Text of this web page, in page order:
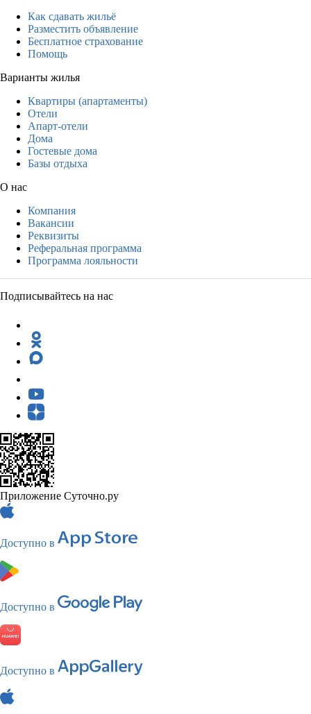
Как сдавать жильё
Разместить объявление
Бесплатное страхование
Помощь
Варианты жилья
Квартиры (апартаменты)
Отели
Апарт-отели
Дома
Гостевые дома
Базы отдыха
О нас
Компания
Вакансии
Реквизиты
Реферальная программа
Программа лояльности
Подписывайтесь на нас
Приложение Суточно.ру
Доступно в
Доступно в
Доступно в